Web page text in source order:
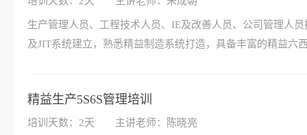
生产管理人员、工程技术人员、IE及改善人员、公司管理人
及JIT系统建立，熟悉精益制造系统打造，具备丰富的精益六
精益生产5S6S管理培训
培训天数：2天 主讲老师：陈晓亮